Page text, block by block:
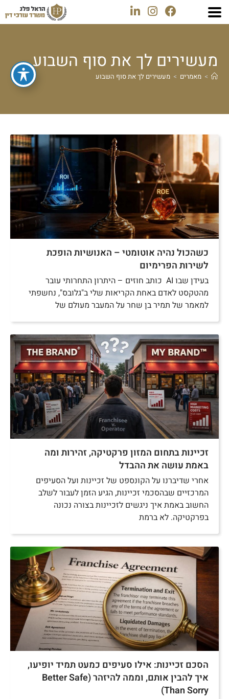
מעשירים לך את סוף השבוע
> מאמרים > מעשירים לך את סוף השבוע
כשהכול נהיה אוטומטי – האנושיות הופכת
לשירות הפרימיום
בעידן שבו AI כותב חוזים – היתרון התחרותי עובר
מהטקסט לאדם באחת הקריאות שלי ב"גלובס", נחשפתי
למאמר של תמיר בן שחר על המעבר מעולם של
זכיינות בתחום המזון פרקטיקה, זהירות ומה
באמת עושה את ההבדל
אחרי שדיברנו על הקונספט של זכיינות ועל הסעיפים
המרכזיים שבהסכמי זכיינות, הגיע הזמן לעבור לשלב
החשוב באמת איך ניגשים לזכיינות בצורה נכונה
בפרקטיקה. לא ברמת
הסכם זכיינות: אילו סעיפים כמעט תמיד יופיעו,
איך להבין אותם, וממה להיזהר (Better Safe
Than Sorry)